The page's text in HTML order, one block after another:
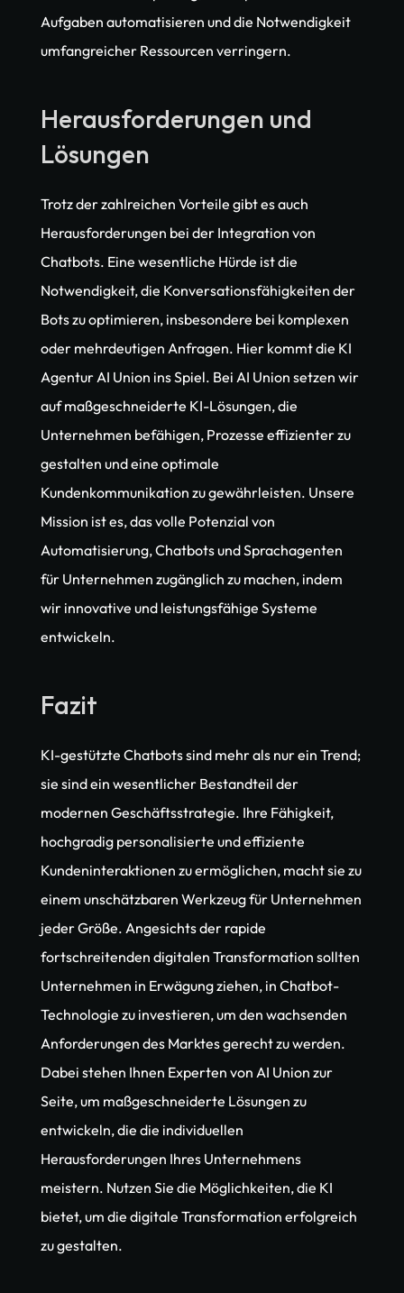
Aufgaben automatisieren und die Notwendigkeit
umfangreicher Ressourcen verringern.
Herausforderungen und
Lösungen
Trotz der zahlreichen Vorteile gibt es auch
Herausforderungen bei der Integration von
Chatbots. Eine wesentliche Hürde ist die
Notwendigkeit, die Konversationsfähigkeiten der
Bots zu optimieren, insbesondere bei komplexen
oder mehrdeutigen Anfragen. Hier kommt die KI
Agentur AI Union ins Spiel. Bei AI Union setzen wir
auf maßgeschneiderte KI-Lösungen, die
Unternehmen befähigen, Prozesse effizienter zu
gestalten und eine optimale
Kundenkommunikation zu gewährleisten. Unsere
Mission ist es, das volle Potenzial von
Automatisierung, Chatbots und Sprachagenten
für Unternehmen zugänglich zu machen, indem
wir innovative und leistungsfähige Systeme
entwickeln.
Fazit
KI-gestützte Chatbots sind mehr als nur ein Trend;
sie sind ein wesentlicher Bestandteil der
modernen Geschäftsstrategie. Ihre Fähigkeit,
hochgradig personalisierte und effiziente
Kundeninteraktionen zu ermöglichen, macht sie zu
einem unschätzbaren Werkzeug für Unternehmen
jeder Größe. Angesichts der rapide
fortschreitenden digitalen Transformation sollten
Unternehmen in Erwägung ziehen, in Chatbot-
Technologie zu investieren, um den wachsenden
Anforderungen des Marktes gerecht zu werden.
Dabei stehen Ihnen Experten von AI Union zur
Seite, um maßgeschneiderte Lösungen zu
entwickeln, die die individuellen
Herausforderungen Ihres Unternehmens
meistern. Nutzen Sie die Möglichkeiten, die KI
bietet, um die digitale Transformation erfolgreich
zu gestalten.